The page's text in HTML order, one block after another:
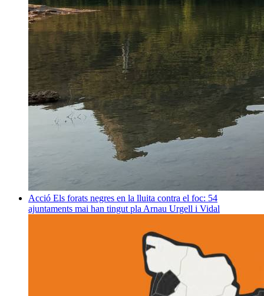
Acció Els forats negres en la lluita contra el foc: 54
ajuntaments mai han tingut pla Arnau Urgell i Vidal